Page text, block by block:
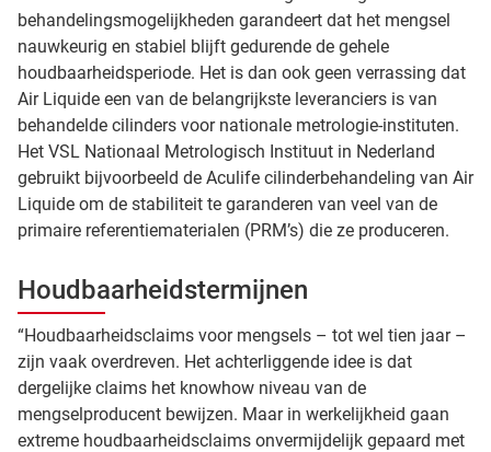
behandelingsmogelijkheden garandeert dat het mengsel
nauwkeurig en stabiel blijft gedurende de gehele
houdbaarheidsperiode. Het is dan ook geen verrassing dat
Air Liquide een van de belangrijkste leveranciers is van
behandelde cilinders voor nationale metrologie-instituten.
Het VSL Nationaal Metrologisch Instituut in Nederland
gebruikt bijvoorbeeld de Aculife cilinderbehandeling van Air
Liquide om de stabiliteit te garanderen van veel van de
primaire referentiematerialen (PRM’s) die ze produceren.
Houdbaarheidstermijnen
“Houdbaarheidsclaims voor mengsels – tot wel tien jaar –
zijn vaak overdreven. Het achterliggende idee is dat
dergelijke claims het knowhow niveau van de
mengselproducent bewijzen. Maar in werkelijkheid gaan
extreme houdbaarheidsclaims onvermijdelijk gepaard met